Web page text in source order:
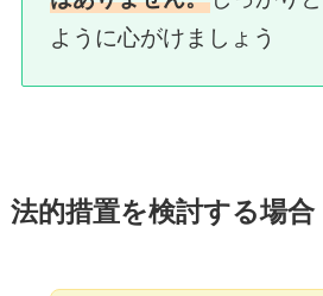
ように心がけましょう
法的措置を検討する場合